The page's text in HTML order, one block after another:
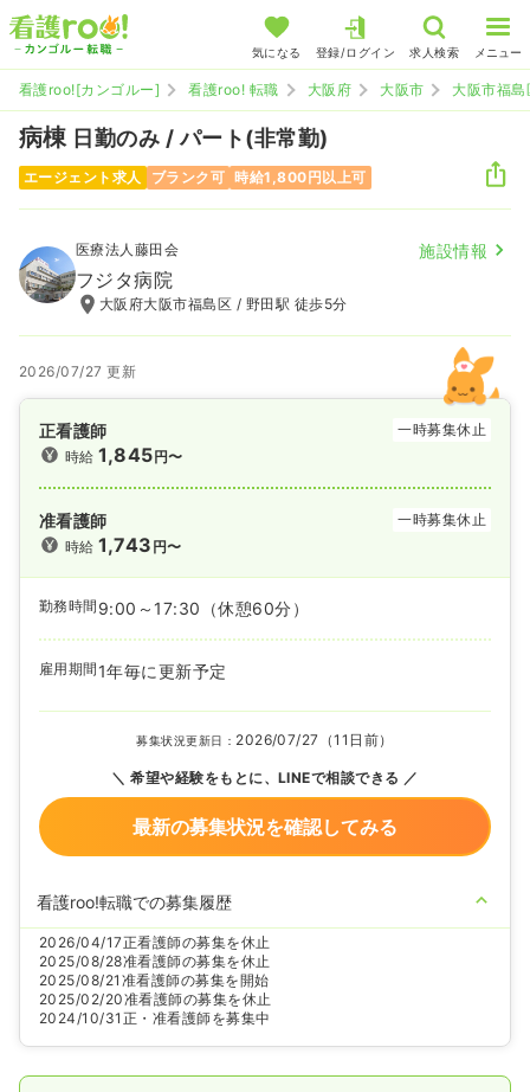
気になる 登録/ログイン 求人検索 メニュー
看護roo![カンゴルー] 看護roo! 転職 大阪府 大阪市 大阪市福島
病棟 日勤のみ / パート(非常勤)
エージェント求人 ブランク可 時給1,800円以上可
医療法人藤田会 施設情報
フジタ病院
大阪府大阪市福島区 / 野田駅 徒歩5分
2026/07/27 更新
正看護師
一時募集休止
時給1,845円〜
准看護師
一時募集休止
時給1,743 円〜
勤務時間 9:00～17:30 （休憩60分）
雇用期間 1年毎に更新予定
募集状況更新日： 2026/07/27（11日前）
希望や経験をもとに、LINEで相談できる
最新の募集状況を確認してみる
看護roo!転職での募集履歴
2026/04/17正看護師の募集を休止
2025/08/28准看護師の募集を休止
2025/08/21 准看護師の募集を開始
2025/02/20准看護師の募集を休止
2024/10/31 正・准看護師を募集中